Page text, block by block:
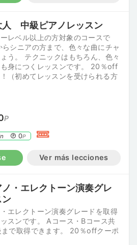
人 中級ピアノレッスン
レベル以上の方対象のコースで
シニアの方まで、色々な曲にチャ
う。 テクニックはもちろん、色々
身につくレッスンです。 20％off
（初めてレッスンを受けられる方
P
0P
Ver más lecciones
・エレクトーン演奏グレ
ン
エレクトーン演奏グレードを取得
スンです。 Aコース・Bコース共
まで取得できます。 20％offクーポ